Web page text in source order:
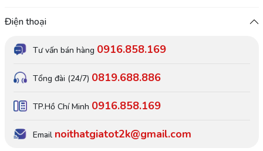
Điện thoại
Tư vấn bán hàng 0916.858.169
Tổng đài (24/7) 0819.688.886
TP.Hồ Chí Minh 0916.858.169
Email noithatgiatot2k@gmail.com